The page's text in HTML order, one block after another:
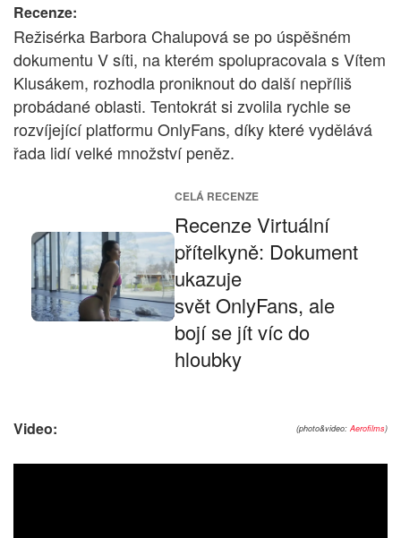
Recenze:
Režisérka Barbora Chalupová se po úspěšném
dokumentu V síti, na kterém spolupracovala s Vítem
Klusákem, rozhodla proniknout do další nepříliš
probádané oblasti. Tentokrát si zvolila rychle se
rozvíjející platformu OnlyFans, díky které vydělává
řada lidí velké množství peněz.
CELÁ RECENZE
Recenze Virtuální
přítelkyně: Dokument
ukazuje
svět OnlyFans, ale
bojí se jít víc do
hloubky
(photo&video: Aerofilms)
Video: